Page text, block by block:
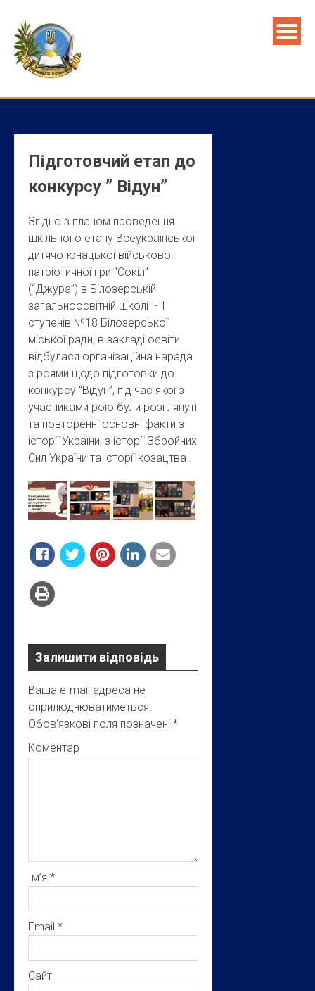
content
Підготовчий етап до
конкурсу ” Відун”
Згідно з планом проведення
шкільного етапу Всеукраїнської
дитячо-юнацької військово-
патріотичної гри “Сокіл”
(“Джура”) в Білозерській
загальноосвітній школі І-ІІІ
ступенів №18 Білозерської
міської ради, в закладі освіти
відбулася організаційна нарада
з роями щодо підготовки до
конкурсу “Відун”, під час якої з
учасниками рою були розглянуті
та повторенні основні факти з
історії України, з історії Збройних
Сил України та історії козацтва .
Залишити відповідь
Ваша e-mail адреса не
оприлюднюватиметься.
Обов’язкові поля позначені *
Коментар
Ім’я *
Email *
Сайт